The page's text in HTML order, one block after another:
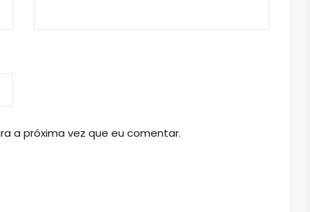
a próxima vez que eu comentar.